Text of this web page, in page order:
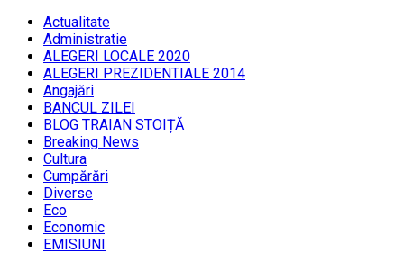
Actualitate
Administratie
ALEGERI LOCALE 2020
ALEGERI PREZIDENTIALE 2014
Angajări
BANCUL ZILEI
BLOG TRAIAN STOIȚĂ
Breaking News
Cultura
Cumpărări
Diverse
Eco
Economic
EMISIUNI